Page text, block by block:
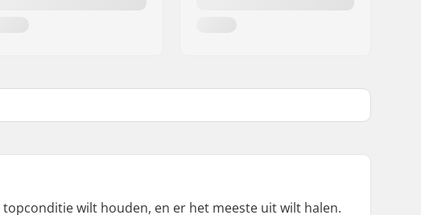
wilt houden, en er het meeste uit wilt halen.